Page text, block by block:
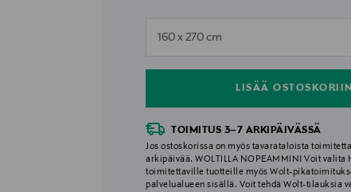
160 x 270 cm
LISÄÄ OSTOSKORIIN
null
TOIMITUS 3–7 ARKIPÄIVÄSSÄ
Jos ostoskorissa on myös tavarataloista
arkipäivää. WOLTILLA NOPEAMMIN! Voit valita
toimitettaville tuotteille myös Wolt-
palvelualueen sisällä. Voit tehdä Wolt-tilauksia